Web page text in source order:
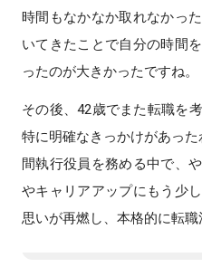
時間もなかなか取れなかっ
いてきたことで自分の時間
ったのが大きかったですね。
その後、42歳でまた転職を
特に明確なきっかけがあっ
間執行役員を務める中で、
やキャリアアップにもう少
思いが再燃し、本格的に転職